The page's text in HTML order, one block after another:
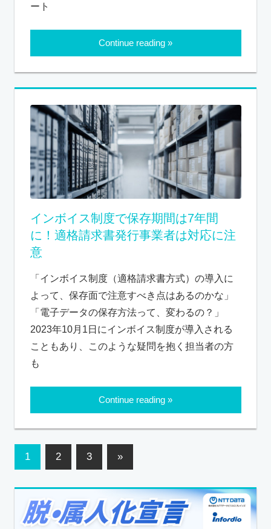
ート
Continue reading
インボイス制度で保存期間は7年間
に！適格請求書発行事業者は対応に注
意
「インボイス制度（適格請求書方式）の導入に
よって、保存面で注意すべき点はあるのかな」
「電子データの保存方法って、変わるの？」
2023年10月1日にインボイス制度が導入される
こともあり、このような疑問を抱く担当者の方
も
Continue reading
1 2 3 »